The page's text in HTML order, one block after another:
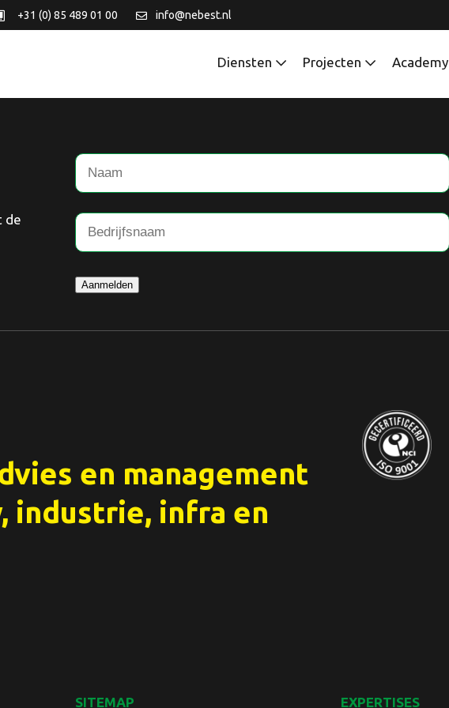
+31 (0) 85 489 01 00 info@nebest.nl
Diensten Projecten Academy
de
Aanmelden
en management
industrie, infra en
SITEMAP EXPERTISES